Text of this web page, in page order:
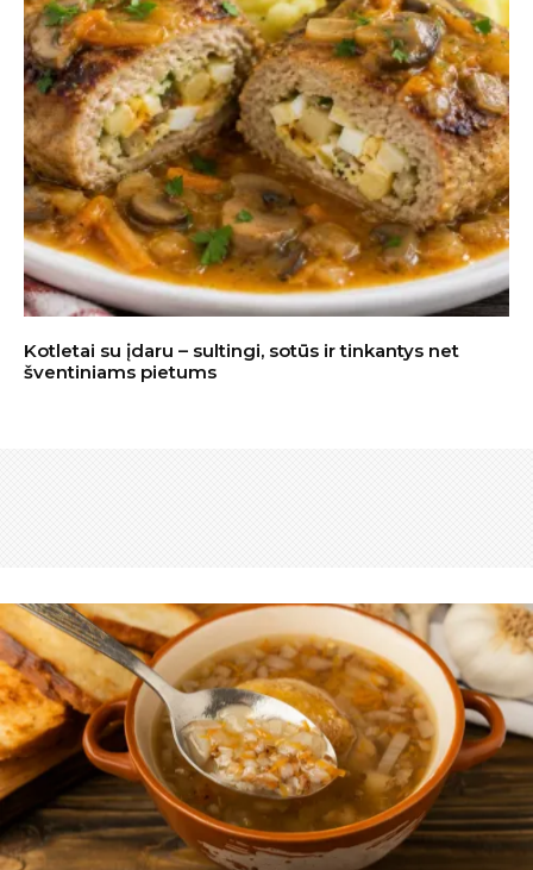
Kotletai su įdaru – sultingi, sotūs ir tinkantys net
šventiniams pietums